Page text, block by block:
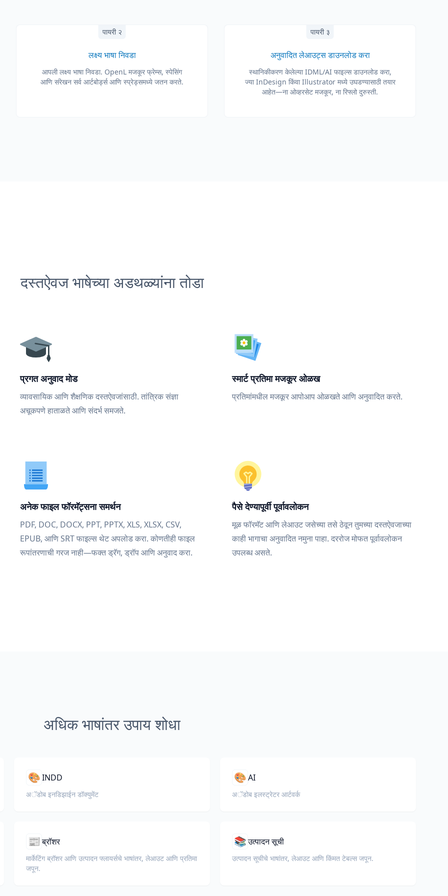
पायरी २
लक्ष्य भाषा निवडा
आपली लक्ष्य भाषा निवडा. OpenL मजकूर फ्रेम्स, स्पेसिंग
आणि संरेखन सर्व आर्टबोर्ड्स आणि स्प्रेड्समध्ये जतन करते.
पायरी ३
अनुवादित लेआउट्स डाउनलोड करा
स्थानिकीकरण केलेल्या IDML/AI फाइल्स डाउनलोड करा,
ज्या InDesign किंवा Illustrator मध्ये उघडण्यासाठी तयार
आहेत—ना ओव्हरसेट मजकूर, ना रिफ्लो दुरुस्ती.
दस्तऐवज भाषेच्या अडथळ्यांना तोडा
प्रगत अनुवाद मोड
व्यावसायिक आणि शैक्षणिक दस्तऐवजांसाठी. तांत्रिक संज्ञा
अचूकपणे हाताळते आणि संदर्भ समजते.
स्मार्ट प्रतिमा मजकूर ओळख
प्रतिमांमधील मजकूर आपोआप ओळखते आणि अनुवादित करते.
अनेक फाइल फॉरमॅट्सना समर्थन
PDF, DOC, DOCX, PPT, PPTX, XLS, XLSX, CSV,
EPUB, आणि SRT फाइल्स थेट अपलोड करा. कोणतीही फाइल
रूपांतरणाची गरज नाही—फक्त ड्रॅग, ड्रॉप आणि अनुवाद करा.
पैसे देण्यापूर्वी पूर्वावलोकन
मूळ फॉरमॅट आणि लेआउट जसेच्या तसे ठेवून तुमच्या दस्तऐवजाच्या
काही भागाचा अनुवादित नमुना पाहा. दररोज मोफत पूर्वावलोकन
उपलब्ध असते.
अधिक भाषांतर उपाय शोधा
🎨INDD
अॅडोब इनडिझाईन डॉक्युमेंट
🎨AI
अॅडोब इलस्ट्रेटर आर्टवर्क
📰 ब्रॉशर
मार्केटिंग ब्रॉशर आणि उत्पादन फ्लायर्सचे भाषांतर, लेआउट आणि प्रतिमा
जपून.
📚उत्पादन सूची
उत्पादन सूचीचे भाषांतर, लेआउट आणि किंमत टेबल्स जपून.